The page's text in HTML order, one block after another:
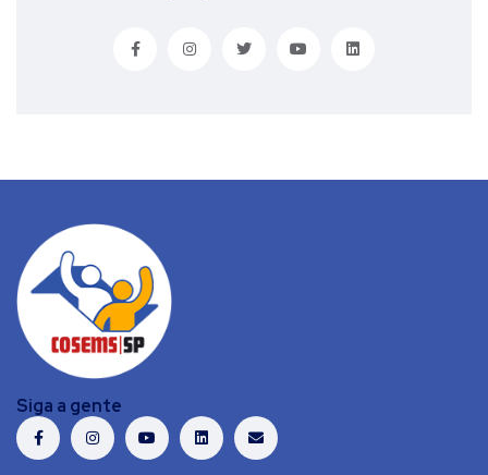
Siga a gente